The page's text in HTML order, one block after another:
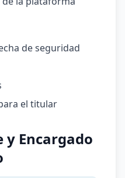
de seguridad
el titular
y Encargado